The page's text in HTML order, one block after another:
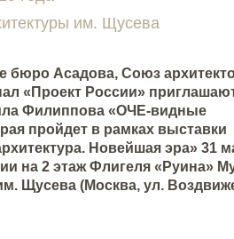
им. Щусева
бюро Асадова, Союз
«Проект России»
Филиппова «ОЧЕ-видные
пройдет в рамках выставки
Новейшая эра» 31
на 2 этаж Флигеля «Руина»
Щусева (Москва, ул.